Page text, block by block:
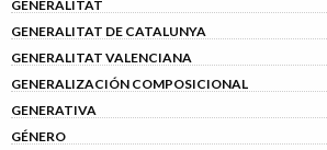
GENERALITAT
GENERALITAT DE CATALUNYA
GENERALITAT VALENCIANA
GENERALIZACIÓN COMPOSICIONAL
GENERATIVA
GÉNERO